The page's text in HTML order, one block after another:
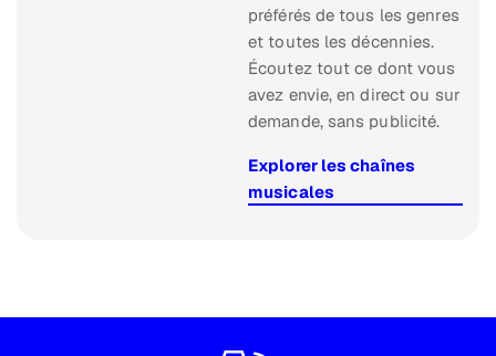
préférés de tous les genres
et toutes les décennies.
Écoutez tout ce dont vous
avez envie, en direct ou sur
demande, sans publicité.
Explorer les chaînes
musicales